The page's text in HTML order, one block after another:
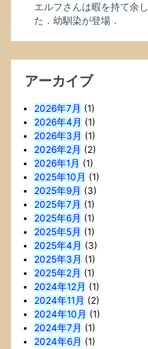
エルフさんは暇を持て余
た．幼馴染が登場．
アーカイブ
2026年7月 (1)
2026年4月 (1)
2026年3月 (1)
2026年2月 (2)
2026年1月 (1)
2025年10月 (1)
2025年9月 (3)
2025年7月 (1)
2025年6月 (1)
2025年5月 (1)
2025年4月 (3)
2025年3月 (1)
2025年2月 (1)
2024年12月 (1)
2024年11月 (2)
2024年10月 (1)
2024年7月 (1)
2024年6月 (1)